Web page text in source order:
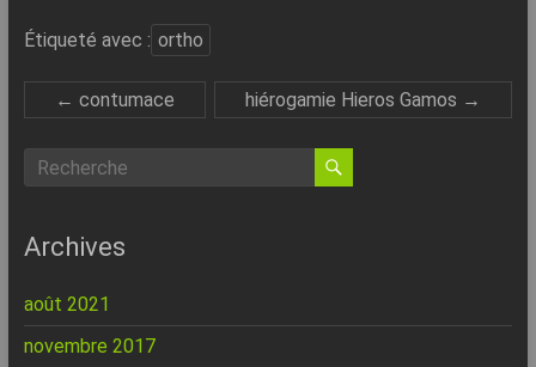
Étiqueté avec : ortho
← contumace hiérogamie Hieros Gamos →
Archives
août 2021
novembre 2017